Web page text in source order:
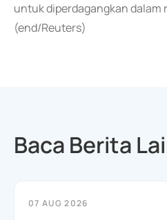
untuk diperdagangkan dalam
(end/Reuters)
Baca Berita
07 AUG 2026